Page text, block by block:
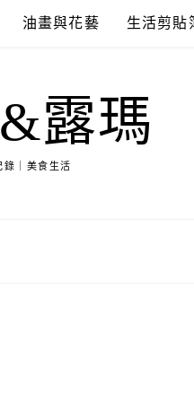
油畫與花藝 生活剪貼
露瑪
錄｜美食生活